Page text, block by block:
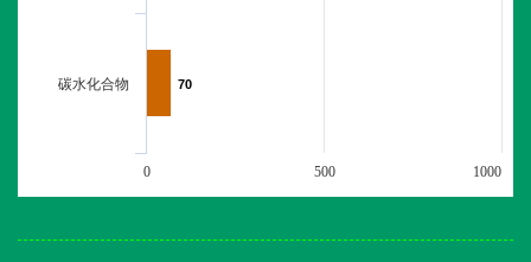
70
70
碳水化合物
0 500 1000